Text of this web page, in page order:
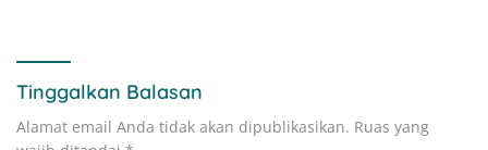
Tinggalkan Balasan
Alamat email Anda tidak akan dipublikasikan. Ruas yang